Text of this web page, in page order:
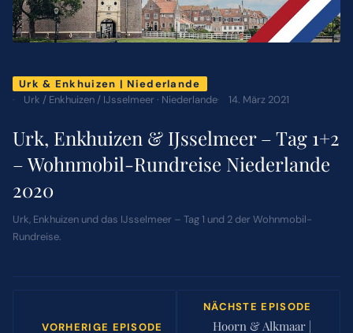
ÜBER MICH
NEWSLETTER
SUCHE
NACH:
Urk & Enkhuizen | Niederlande
Urk / Enkhuizen / IJsselmeer · Niederlande
14. März 2021
Urk, Enkhuizen & IJsselmeer – Tag 1+2
– Wohnmobil-Rundreise Niederlande
2020
Urk, Enkhuizen und das IJsselmeer – Tag 1 und 2 der Wohnmobil-
Rundreise.
VORHERIGE EPISODE
NÄCHSTE EPISODE
Hoorn & Alkmaar |